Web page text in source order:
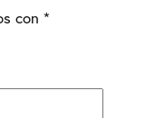
con *